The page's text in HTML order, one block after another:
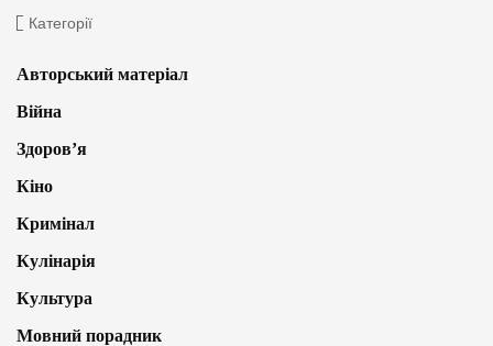
Категорії
Авторський матеріал
Війна
Здоров’я
Кіно
Кримінал
Кулінарія
Культура
Мовний порадник